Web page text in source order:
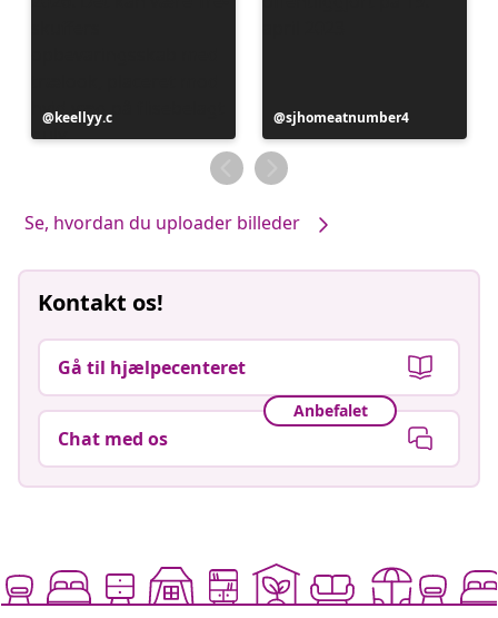
Opslag
offentliggjort
keellyy.c
Opslag
offentliggjort
af
sjhomeatnumber4
Se, hvordan du uploader billeder
Kontakt os!
Gå til hjælpecenteret
Anbefalet
Chat med os